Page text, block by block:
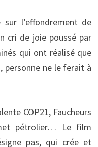
sur l’effondrement de
cri de joie poussé par
qui ont réalisé que
personne ne le ferait à
COP21, Faucheurs
pétrolier… Le film
pas, qui crée et